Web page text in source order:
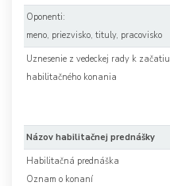
Oponenti:
meno, priezvisko, tituly, pracovisko
Uznesenie z vedeckej rady k začatiu
habilitačného konania
Názov habilitačnej prednášky
Habilitačná prednáška
Oznam o konaní